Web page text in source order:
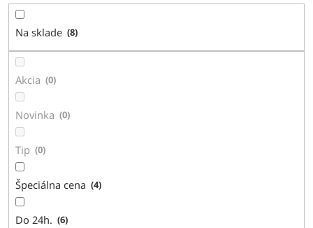
o
k
Na sklade 8
Akcia 0
Novinka 0
Tip 0
Špeciálna cena 4
Do 24h. 6